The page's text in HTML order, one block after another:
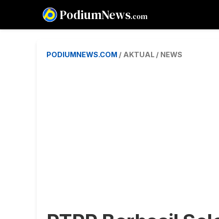
PodiumNews.com
PODIUMNEWS.COM / AKTUAL / NEWS